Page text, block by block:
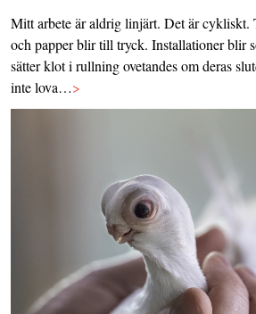
Mitt arbete är aldrig linjärt. Det är
och papper blir till tryck. Installationer blir
sätter klot i rullning ovetandes om deras
inte lova…>